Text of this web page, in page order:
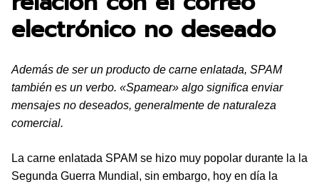
electrónico no deseado
Además de ser un producto de carne enlatada, SPAM
también es un verbo. «Spamear» algo significa enviar
mensajes no deseados, generalmente de naturaleza
comercial.
La carne enlatada SPAM se hizo muy popolar durante la la
Segunda Guerra Mundial, sin embargo, hoy en día la